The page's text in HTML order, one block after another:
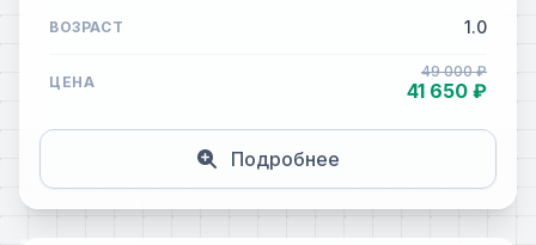
ВОЗРАСТ 1.0
ЦЕНА
49 000 ₽
41 650 ₽
Подробнее